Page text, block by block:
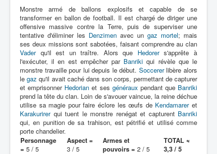
Dessins
Artiste Asperger
Lexique
Denshi sentai Denziman (電子 戦
隊 デンジマン) = Escadron
électronique Denziman
Série
Personnages
Mechas
Monstre armé de ballons explosifs et capable de se
transformer en ballon de football. Il est chargé de diriger une
offensive massive contre la Terre, puis de superviser une
tentative d'éliminer les Denzimen avec un gaz mortel; mais
ses deux missions sont sabotées, faisant comprendre au clan
Vaderqu'il est un traître. Alors que Hedorers'apprête à
l'exécuter, il en est empêcher par Banriki qui révèle que le
monstre travaille pour lui depuis le début. Soccererlibère alors
legaz qu'il avait caché dans son corps, permettant de capturer
et emprisonner Hedorian et ses généraux pendant que Banriki
prend la tête du clan. Loin de s'avouer vaincue, la reine déchue
utilise sa magie pour faire éclore les œufs de Kendamareret
Karakurirerqui tuent le monstre renégat et capturent Banriki
qui, en punition de sa trahison, est pétrifié et utilisé comme
porte chandelier.
Personnage
= 5 / 5
Aspect =
3 / 5
Armes et
pouvoirs = 2 / 5
TOTAL ≈
3,3 / 5